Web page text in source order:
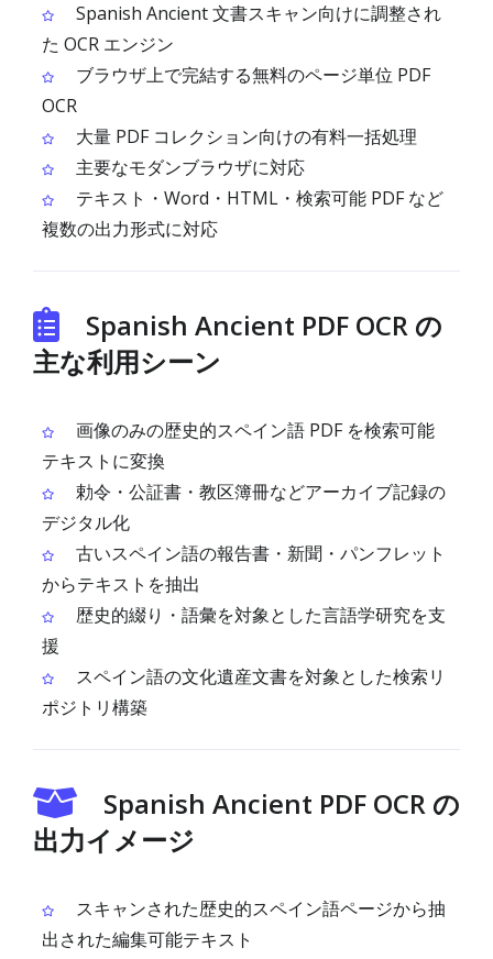
Spanish Ancient 文書スキャン向けに調整され
た OCR エンジン
ブラウザ上で完結する無料のページ単位 PDF
OCR
大量 PDF コレクション向けの有料一括処理
主要なモダンブラウザに対応
テキスト・Word・HTML・検索可能 PDF など
複数の出力形式に対応
Spanish Ancient PDF OCR の
主な利用シーン
画像のみの歴史的スペイン語 PDF を検索可能
テキストに変換
勅令・公証書・教区簿冊などアーカイブ記録の
デジタル化
古いスペイン語の報告書・新聞・パンフレット
からテキストを抽出
歴史的綴り・語彙を対象とした言語学研究を支
援
スペイン語の文化遺産文書を対象とした検索リ
ポジトリ構築
Spanish Ancient PDF OCR の
出力イメージ
スキャンされた歴史的スペイン語ページから抽
出された編集可能テキスト